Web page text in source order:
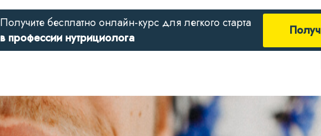
Получите бесплатно онлайн-курс для легкого старта
в профессии нутрициолога